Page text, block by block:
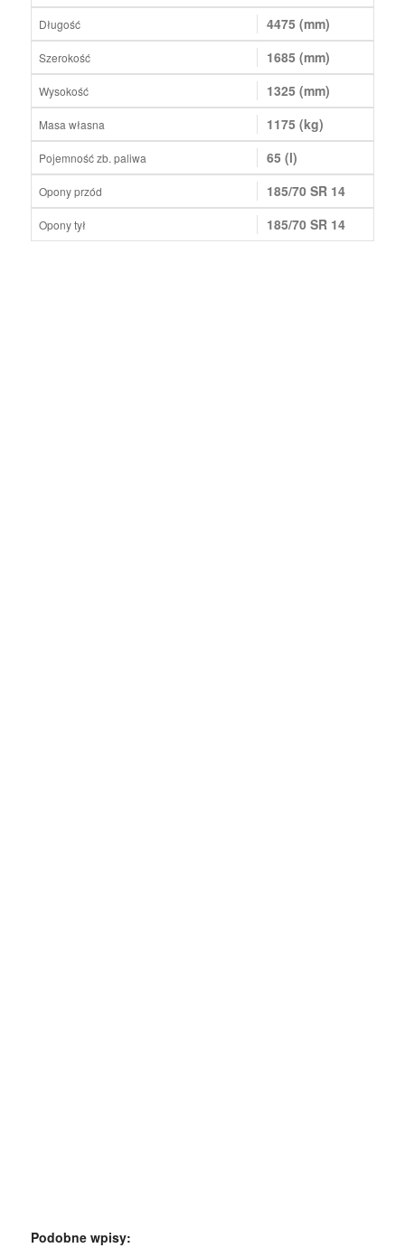
Długość 4475 (mm)
Szerokość 1685 (mm)
Wysokość 1325 (mm)
Masa własna 1175 (kg)
Pojemność zb. paliwa 65 (l)
Opony przód 185/70 SR 14
Opony tył 185/70 SR 14
Podobne wpisy: